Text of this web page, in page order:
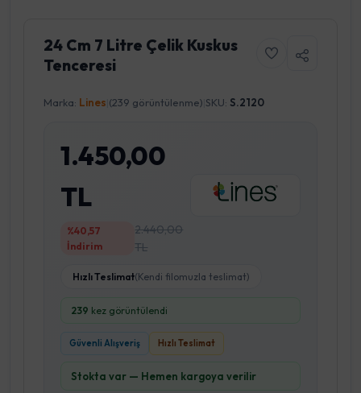
24 Cm 7 Litre Çelik Kuskus
Tenceresi
Marka: Lines (239 görüntülenme) SKU: S.2120
1.450,00
TL
%40,57
İndirim
2.440,00
TL
Hızlı Teslimat(Kendi filomuzla teslimat)
239 kez görüntülendi
Güvenli Alışveriş Hızlı Teslimat
Stokta var — Hemen kargoya verilir